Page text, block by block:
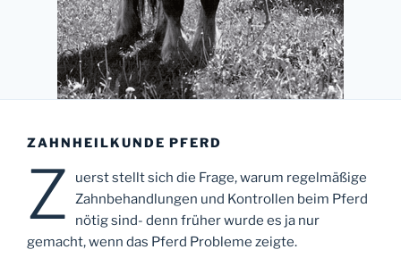
ZAHNHEILKUNDE PFERD
Z
uerst stellt sich die Frage, warum regelmäßige
Zahnbehandlungen und Kontrollen beim Pferd
nötig sind- denn früher wurde es ja nur
gemacht, wenn das Pferd Probleme zeigte.